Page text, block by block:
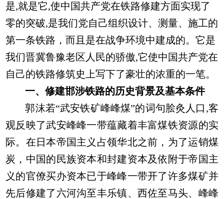
是,就是它,使中国共产党在铁路修建方面实现了
零的突破,是我们党自己组织设计、测量、施工的
第一条铁路，而且是在战争环境中建成的。它是
我们晋冀鲁豫老区人民的骄傲,它使中国共产党在
自己的铁路修筑史上写下了豪壮的浓重的一笔。
一、修建邯涉铁路的历史背景及基本条件
郭沫若“武安铁矿峰峰煤”的词句脍灸人口,客
观反映了武安峰峰一带蕴藏着丰富煤铁资源的实
际。在日本帝国主义占领华北之前，为了运销煤
炭，中国的民族资本和封建资本及依附于帝国主
义的官僚买办资本已于峰峰一带开了许多煤矿并
先后修建了六河沟至丰乐镇、西佐至马头、峰峰